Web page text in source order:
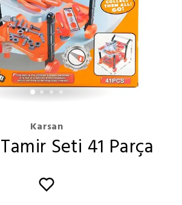
Karsan
Seti 41 Parça